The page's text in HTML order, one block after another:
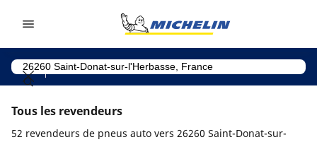
Tous les revendeurs
52 revendeurs de pneus auto vers 26260 Saint-Donat-sur-